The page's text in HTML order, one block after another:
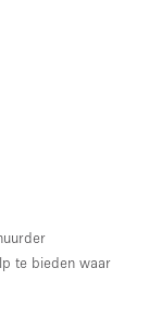
te bieden waar